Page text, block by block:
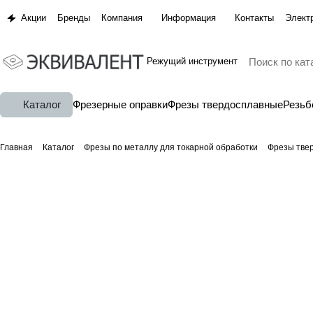
Акции Бренды Компания Информация Контакты
Режущий инструмент
Каталог Фрезерные оправкиФрезы твердосплавные
Главная Каталог Фрезы по металлу для токарной обработки Фрезы